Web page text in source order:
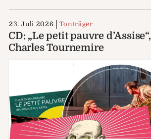
23. Juli 2026 Tonträger
CD: „Le petit pauvre d’Assise“,
Charles Tournemire